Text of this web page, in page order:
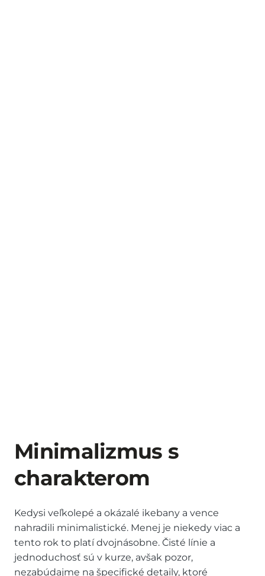
Minimalizmus s
charakterom
Kedysi veľkolepé a okázalé ikebany a vence
nahradili minimalistické. Menej je niekedy viac a
tento rok to platí dvojnásobne. Čisté línie a
jednoduchosť sú v kurze, avšak pozor,
nezabúdajme na špecifické detaily, ktoré